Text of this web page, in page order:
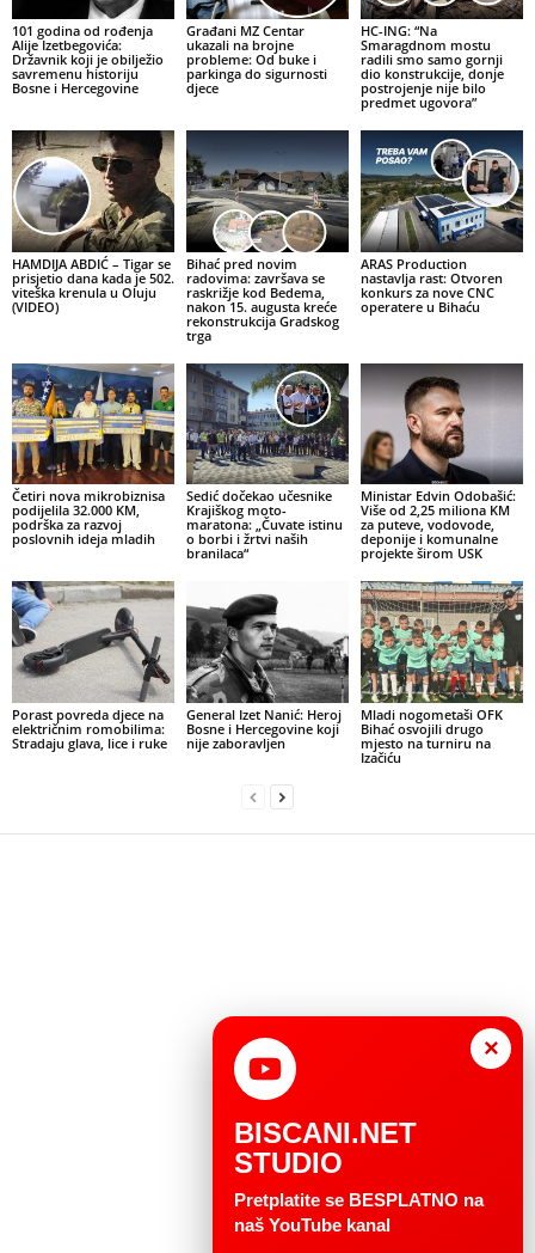
101 godina od rođenja
Alije Izetbegovića:
Državnik koji je obilježio
savremenu historiju
Bosne i Hercegovine
Građani MZ Centar
ukazali na brojne
probleme: Od buke i
parkinga do sigurnosti
djece
HC-ING: “Na
Smaragdnom mostu
radili smo samo gornji
dio konstrukcije, donje
postrojenje nije bilo
predmet ugovora”
HAMDIJA ABDIĆ – Tigar se
prisjetio dana kada je 502.
viteška krenula u Oluju
(VIDEO)
Bihać pred novim
radovima: završava se
raskrižje kod Bedema,
nakon 15. augusta kreće
rekonstrukcija Gradskog
trga
ARAS Production
nastavlja rast: Otvoren
konkurs za nove CNC
operatere u Bihaću
Četiri nova mikrobiznisa
podijelila 32.000 KM,
podrška za razvoj
poslovnih ideja mladih
Sedić dočekao učesnike
Krajiškog moto-
maratona: „Čuvate istinu
o borbi i žrtvi naših
branilaca“
Ministar Edvin Odobašić:
Više od 2,25 miliona KM
za puteve, vodovode,
deponije i komunalne
projekte širom USK
Porast povreda djece na
električnim romobilima:
Stradaju glava, lice i ruke
General Izet Nanić: Heroj
Bosne i Hercegovine koji
nije zaboravljen
Mladi nogometaši OFK
Bihać osvojili drugo
mjesto na turniru na
Izačiću
×
BISCANI.NET
STUDIO
Pretplatite se BESPLATNO na
naš YouTube kanal